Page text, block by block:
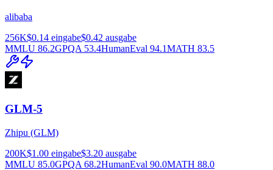
alibaba
256K$0.14 eingabe$0.42 ausgabe
MMLU 86.2GPQA 53.4HumanEval 94.1MATH 83.5
GLM-5
Zhipu (GLM)
200K$1.00 eingabe$3.20 ausgabe
MMLU 85.0GPQA 68.2HumanEval 90.0MATH 88.0